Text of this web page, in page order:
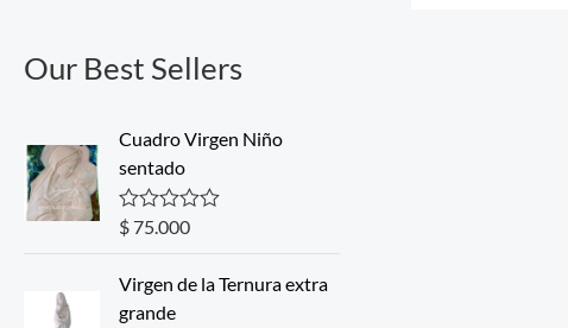
Our Best Sellers
Cuadro Virgen Niño
sentado
R
e
0
$75.000
Virgen de la Ternura extra
grande